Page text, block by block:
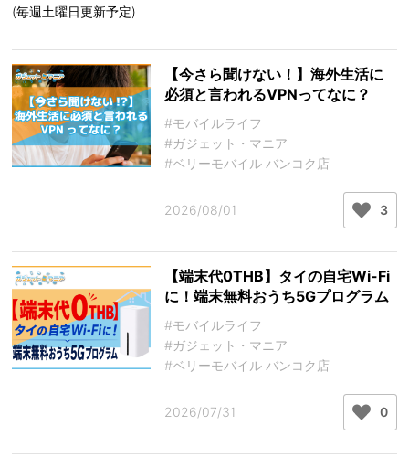
(毎週土曜日更新予定)
【今さら聞けない！】海外生活に
必須と言われるVPNってなに？
#モバイルライフ
#ガジェット・マニア
#ベリーモバイル バンコク店
2026/08/01 3
【端末代0THB】タイの自宅Wi-Fi
に！端末無料おうち5Gプログラム
#モバイルライフ
#ガジェット・マニア
#ベリーモバイル バンコク店
2026/07/31 0